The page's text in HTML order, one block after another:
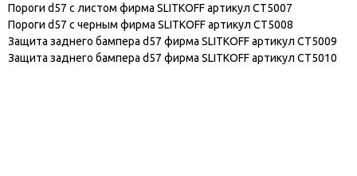
Пороги d57 с листом фирма SLITKOFF артикул CT5007
Пороги d57 с черным фирма SLITKOFF артикул CT5008
Защита заднего бампера d57 фирма SLITKOFF артикул CT5009
Защита заднего бампера d57 фирма SLITKOFF артикул CT5010